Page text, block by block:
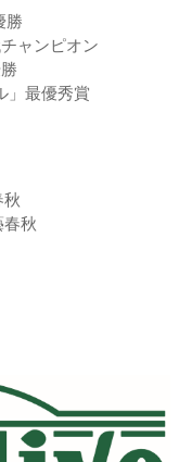
勝
ャンピオン
」最優秀賞
秋
春秋